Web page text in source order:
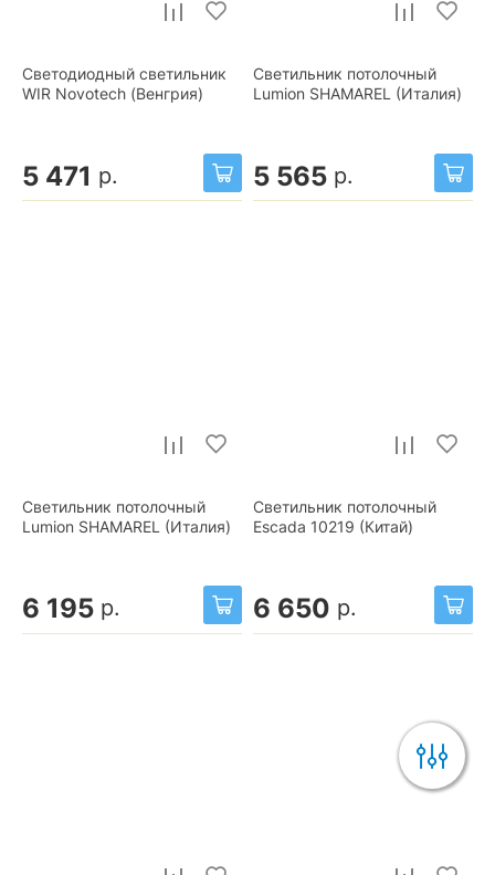
Светодиодный светильник
WIR Novotech (Венгрия)
5 471 р.
Светильник потолочный
Lumion SHAMAREL (Италия)
5 565 р.
Светильник потолочный
Lumion SHAMAREL (Италия)
6 195 р.
Светильник потолочный
Escada 10219 (Китай)
6 650 р.